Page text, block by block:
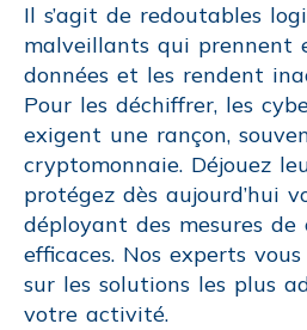
Il s’agit de redoutables
malveillants qui prennent
données et les rendent
Pour les déchiffrer, les
exigent une rançon,
cryptomonnaie. Déjouez
protégez dès aujourd’hui
déployant des mesures de
efficaces. Nos experts
sur les solutions les plus
votre activité.